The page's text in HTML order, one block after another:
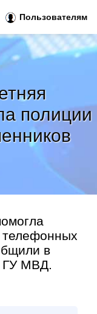
полиции
телефонных
в
ГУ МВД.
Пользователям